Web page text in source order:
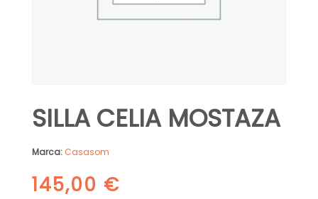
SILLA CELIA MOSTAZA
Marca: Casasom
145,00 €